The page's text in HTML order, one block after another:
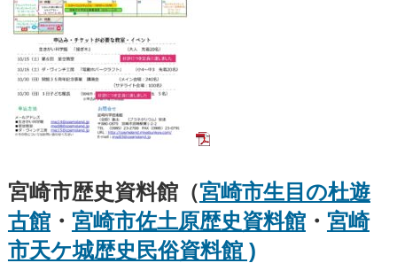
宮崎市歴史資料館（宮崎市生目の杜遊
古館・ 宮崎市佐土原歴史資料館・ 宮崎
市天ケ城歴史民俗資料館 )